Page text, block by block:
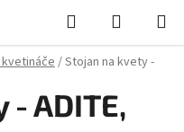
Hľadať
KOŠÍK
/Stojan na kvety -
ADITE,